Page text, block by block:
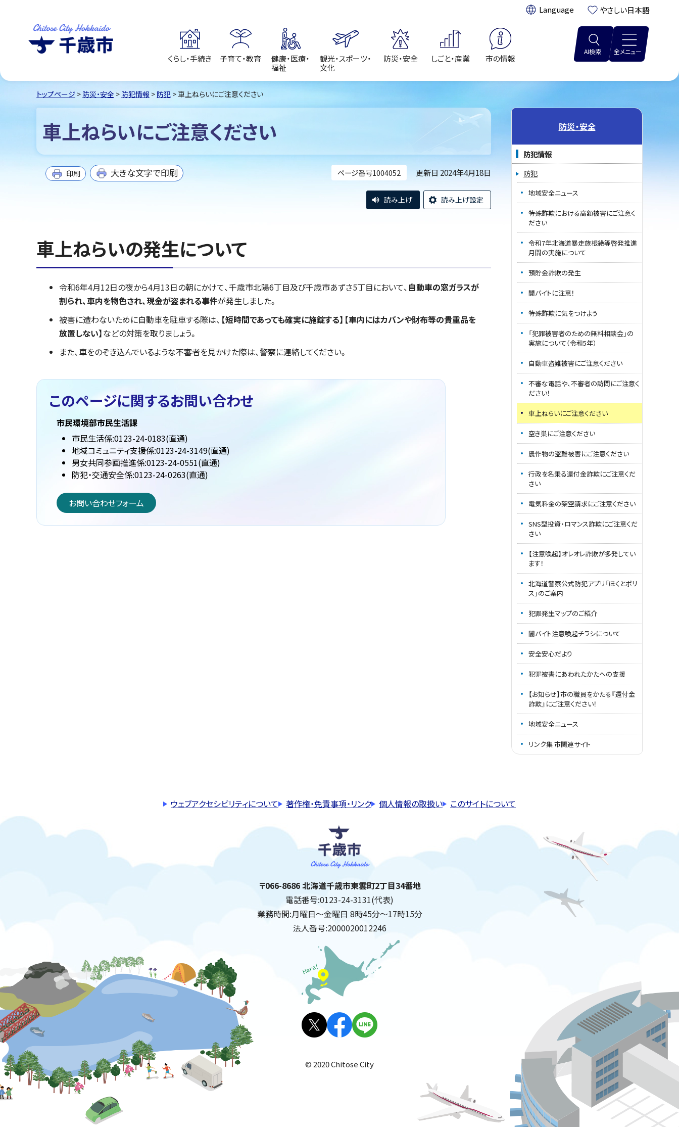
翻訳: やさしい日本語
くらし・手続き 子育て・教育
健康・医療・
福祉
観光・スポーツ・
文化
防災・安全 しごと・産業 市の情報
AI検索 全メニュー
トップページ > 防災・安全 > 防犯情報 > 防犯 > 車上ねらいにご注意ください
車上ねらいにご注意ください
ページ番号1004052 更新日 2024年4月18日
印刷 大きな文字で印刷
読み上げ 読み上げ設定
車上ねらいの発生について
令和6年4月12日の夜から4月13日の朝にかけて、千歳市北陽6丁目及び千歳市あずさ5丁目において、 自動車の窓ガラスが
割られ、車内を物色され、現金が盗まれる事件が発生しました。
被害に遭わないために自動車を駐車する際は、 【短時間であっても確実に施錠する】【車内にはカバンや財布等の貴重品を
放置しない】などの対策を取りましょう。
また、車をのぞき込んでいるような不審者を見かけた際は、警察に連絡してください。
このページに関するお問い合わせ
市民環境部市民生活課
市民生活係:0123-24-0183(直通)
地域コミュニティ支援係:0123-24-3149(直通)
男女共同参画推進係:0123-24-0551(直通)
防犯・交通安全係:0123-24-0263(直通)
お問い合わせフォーム
防災・安全
防犯情報
防犯
地域安全ニュース
特殊詐欺における高額被害にご注意く
ださい
令和7年北海道暴走族根絶等啓発推進
月間の実施について
預貯金詐欺の発生
闇バイトに注意！
特殊詐欺に気をつけよう
「犯罪被害者のための無料相談会」の
実施について（令和5年）
自動車盗難被害にご注意ください
不審な電話や、不審者の訪問にご注意く
ださい！
車上ねらいにご注意ください
空き巣にご注意ください
農作物の盗難被害にご注意ください
行政を名乗る還付金詐欺にご注意くだ
さい
電気料金の架空請求にご注意ください
SNS型投資・ロマンス詐欺にご注意くだ
さい
【注意喚起】オレオレ詐欺が多発してい
ます！
北海道警察公式防犯アプリ「ほくとポリ
ス」のご案内
犯罪発生マップのご紹介
闇バイト注意喚起チラシについて
安全安心だより
犯罪被害にあわれたかたへの支援
【お知らせ】市の職員をかたる『還付金
詐欺』にご注意ください！
地域安全ニュース
リンク集 市関連サイト
ウェブアクセシビリティについて 著作権・免責事項・リンク 個人情報の取扱い このサイトについて
千歳市
住所:
〒066-8686 北海道千歳市東雲町2丁目34番地
電話番号:0123-24-3131(代表)
業務時間:月曜日～金曜日 8時45分～17時15分
法人番号:2000020012246
公式SNS
er)
© 2020 Chitose City